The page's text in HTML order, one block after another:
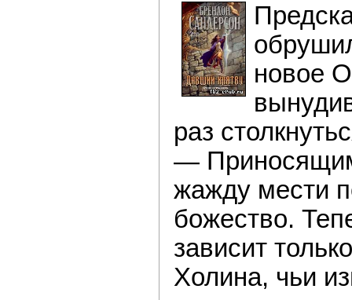
новое
раз
—
жажду мести
божество.
зависит
Холина, чьи